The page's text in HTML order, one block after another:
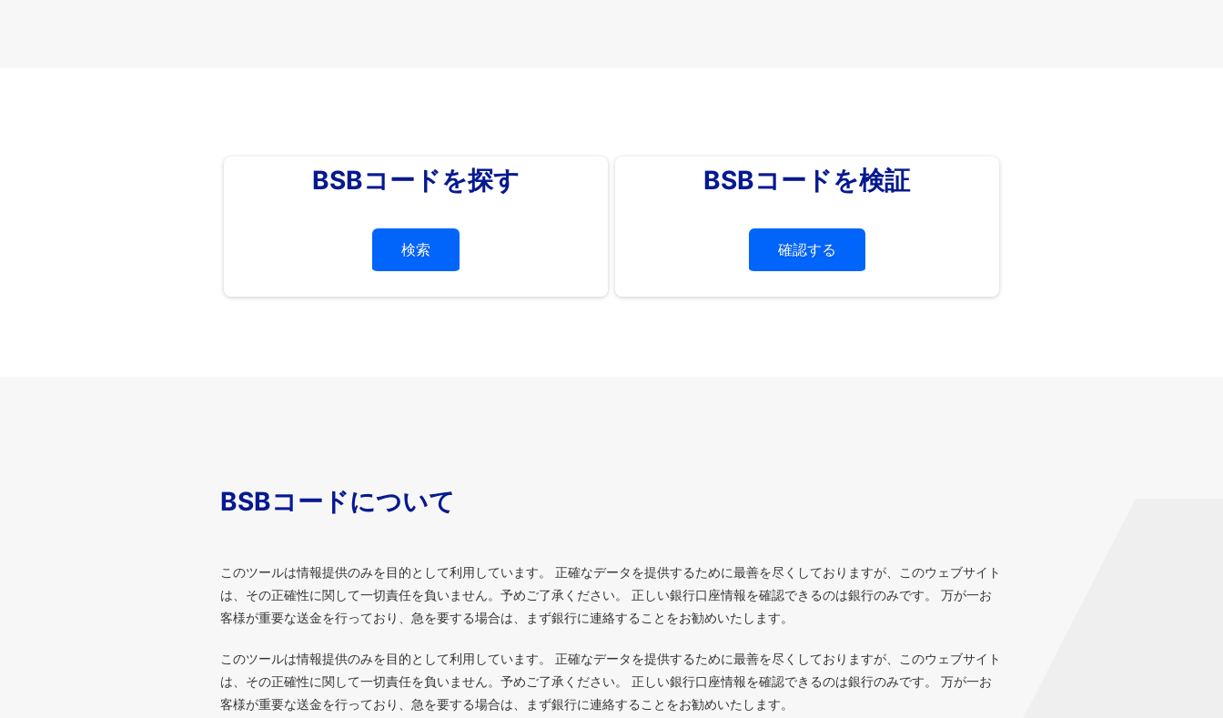
BSBコードを探す
検索
BSBコードを検証
確認する
BSBコードについて
このツールは情報提供のみを目的として利用しています。 正確なデータを提供するために最善を尽くしておりますが、このウェブサイト
は、その正確性に関して一切責任を負いません。予めご了承ください。 正しい銀行口座情報を確認できるのは銀行のみです。 万が一お
客様が重要な送金を行っており、急を要する場合は、まず銀行に連絡することをお勧めいたします。
このツールは情報提供のみを目的として利用しています。 正確なデータを提供するために最善を尽くしておりますが、このウェブサイト
は、その正確性に関して一切責任を負いません。予めご了承ください。 正しい銀行口座情報を確認できるのは銀行のみです。 万が一お
客様が重要な送金を行っており、急を要する場合は、まず銀行に連絡することをお勧めいたします。